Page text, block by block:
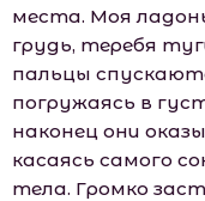
места. Моя
грудь, теребя
пальцы
погружаясь в
наконец они
касаясь самого
тела. Громко